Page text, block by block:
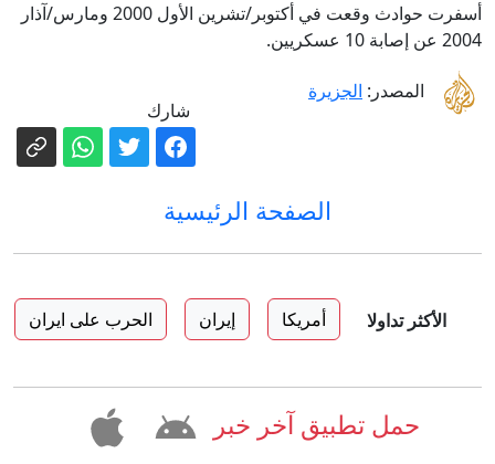
أسفرت حوادث وقعت في أكتوبر/تشرين الأول 2000 ومارس/آذار
2004 عن إصابة 10 عسكريين.
المصدر: الجزيرة
شارك
الصفحة الرئيسية
الأكثر تداولا أمريكا إيران الحرب على ايران
حمل تطبيق آخر خبر